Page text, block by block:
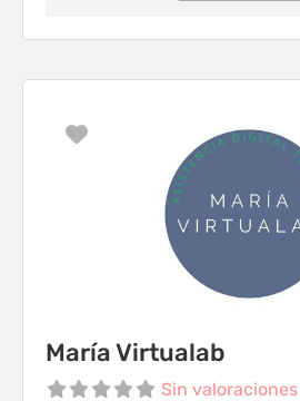
Favorito
María Virtualab
Sin valoraciones